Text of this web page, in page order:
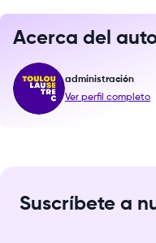
Acerca del
administración
Ver perfil completo
Suscríbete a